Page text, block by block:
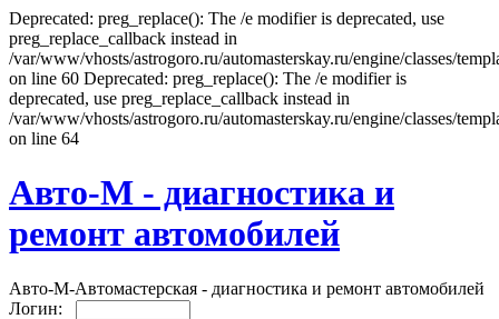
Deprecated: preg_replace(): The /e modifier is deprecated, use
preg_replace_callback instead in
/var/www/vhosts/astrogoro.ru/automasterskay.ru/engine/classes/
on line 60 Deprecated: preg_replace(): The /e modifier is
deprecated, use preg_replace_callback instead in
/var/www/vhosts/astrogoro.ru/automasterskay.ru/engine/classes/
on line 64
Авто-М - диагностика и
ремонт автомобилей
Авто-М-Автомастерская - диагностика и ремонт автомобилей
Логин: